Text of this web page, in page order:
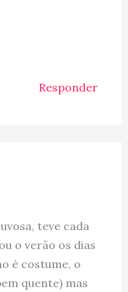
Responder
teve cada
o verão os dias
é costume, o
quente) mas